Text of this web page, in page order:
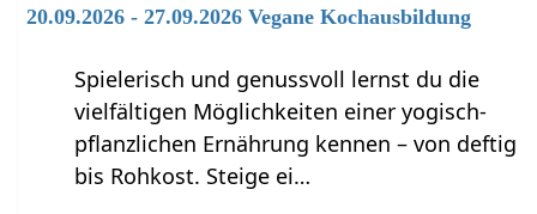
20.09.2026 - 27.09.2026 Vegane Kochausbildung
Spielerisch und genussvoll lernst du die
vielfältigen Möglichkeiten einer yogisch-
pflanzlichen Ernährung kennen – von deftig
bis Rohkost. Steige ei…